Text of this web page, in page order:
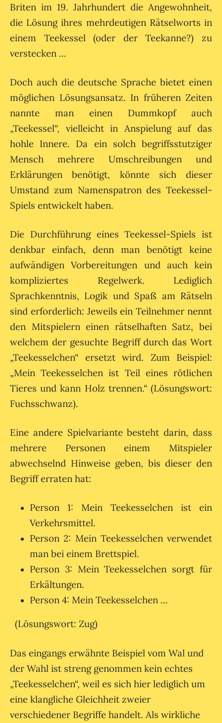
Briten im 19. Jahrhundert die Angewohnheit,
die Lösung ihres mehrdeutigen Rätselworts in
einem Teekessel (oder der Teekanne?) zu
verstecken ...
Doch auch die deutsche Sprache bietet einen
möglichen Lösungsansatz. In früheren Zeiten
nannte man einen Dummkopf auch
„Teekessel“, vielleicht in Anspielung auf das
hohle Innere. Da ein solch begriffsstutziger
Mensch mehrere Umschreibungen und
Erklärungen benötigt, könnte sich dieser
Umstand zum Namenspatron des Teekessel-
Spiels entwickelt haben.
Die Durchführung eines Teekessel-Spiels ist
denkbar einfach, denn man benötigt keine
aufwändigen Vorbereitungen und auch kein
kompliziertes Regelwerk. Lediglich
Sprachkenntnis, Logik und Spaß am Rätseln
sind erforderlich: Jeweils ein Teilnehmer nennt
den Mitspielern einen rätselhaften Satz, bei
welchem der gesuchte Begriff durch das Wort
„Teekesselchen“ ersetzt wird. Zum Beispiel:
„Mein Teekesselchen ist Teil eines rötlichen
Tieres und kann Holz trennen.“ (Lösungswort:
Fuchsschwanz).
Eine andere Spielvariante besteht darin, dass
mehrere Personen einem Mitspieler
abwechselnd Hinweise geben, bis dieser den
Begriff erraten hat:
Person 1: Mein Teekesselchen ist ein
Verkehrsmittel.
Person 2: Mein Teekesselchen verwendet
man bei einem Brettspiel.
Person 3: Mein Teekesselchen sorgt für
Erkältungen.
Person 4: Mein Teekesselchen ...
(Lösungswort: Zug)
Das eingangs erwähnte Beispiel vom Wal und
der Wahl ist streng genommen kein echtes
„Teekesselchen“, weil es sich hier lediglich um
eine klangliche Gleichheit zweier
verschiedener Begriffe handelt. Als wirkliche